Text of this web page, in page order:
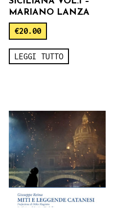
MARIANO LANZA
€20.00
LEGGI TUTTO